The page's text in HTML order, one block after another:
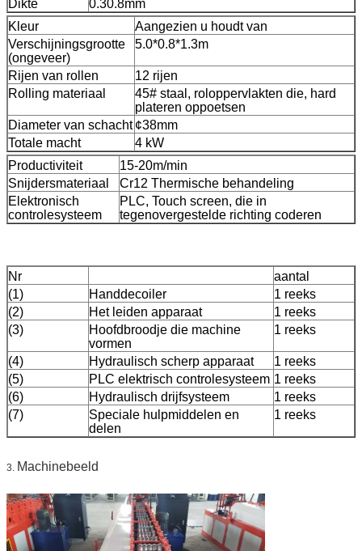
Dikte
0.30.8mm
Kleur
Aangezien u houdt van
Verschijningsgrootte
(ongeveer)
5.0*0.8*1.3m
Rijen van rollen
12 rijen
Rolling materiaal
45# staal, roloppervlakten die, hard
plateren oppoetsen
Diameter van schacht ¢38mm
Totale macht
4 kW
Productiviteit
15-20m/min
Snijdersmateriaal
Cr12 Thermische behandeling
Elektronisch
controlesysteem
PLC, Touch screen, die in
tegenovergestelde richting coderen
Nr
aantal
(1)
Handdecoiler
1 reeks
(2)
Het leiden apparaat
1 reeks
(3)
Hoofdbroodje die machine
vormen
1 reeks
(4) Hydraulisch scherp apparaat
1 reeks
(5)
PLC elektrisch controlesysteem 1 reeks
(6)
Hydraulisch drijfsysteem
1 reeks
(7)
Speciale hulpmiddelen en
delen
1 reeks
3. Machinebeeld